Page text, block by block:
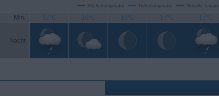
Höchsttemperatur Tiefsttemperatur Aktuelle
Min. 17°C 16°C 16°C 17°C 17°C
Nacht